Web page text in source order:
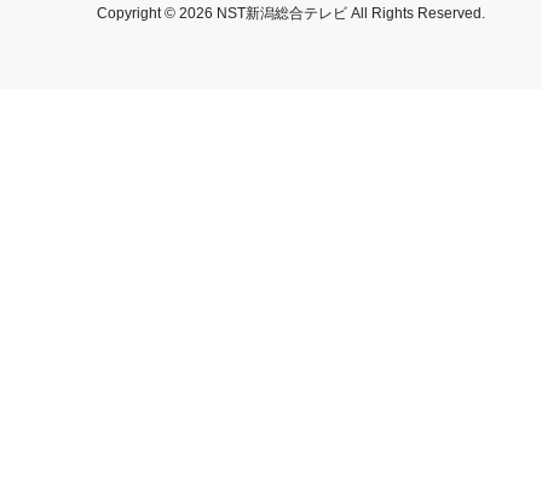
Copyright © 2026 NST新潟総合テレビ All Rights Reserved.